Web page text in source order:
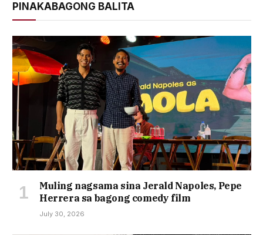
PINAKABAGONG BALITA
Muling nagsama sina Jerald Napoles, Pepe
Herrera sa bagong comedy film
July 30, 2026